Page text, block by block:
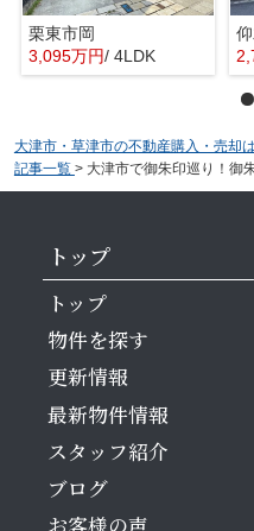
栗東市岡
3,095万円/ 4LDK
大津市・草津市の不動産購入・売却
記事一覧 > 大津市で御朱印巡り！御
トップ
トップ
物件を探す
更新情報
最新物件情報
スタッフ紹介
ブログ
お客様の声